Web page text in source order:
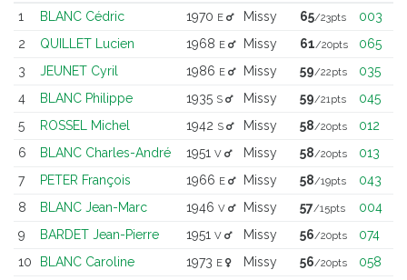
1 BLANC Cédric 1970 E Missy 65/23pts
003
2
QUILLET Lucien 1968 E Missy 61/20pts
065
3
JEUNET Cyril 1986 E Missy 59/22pts
035
4
BLANC Philippe 1935 S Missy 59/21pts
045
5
ROSSEL Michel 1942 S Missy 58/20pts
012
6
BLANC Charles-André 1951 V Missy 58/20pts
013
7
PETER François 1966 E Missy 58/19pts
043
8
BLANC Jean-Marc 1946 V Missy 57/15pts
004
9
BARDET Jean-Pierre 1951 V Missy 56/20pts
074
10
BLANC Caroline 1973 E Missy 56/20pts
058